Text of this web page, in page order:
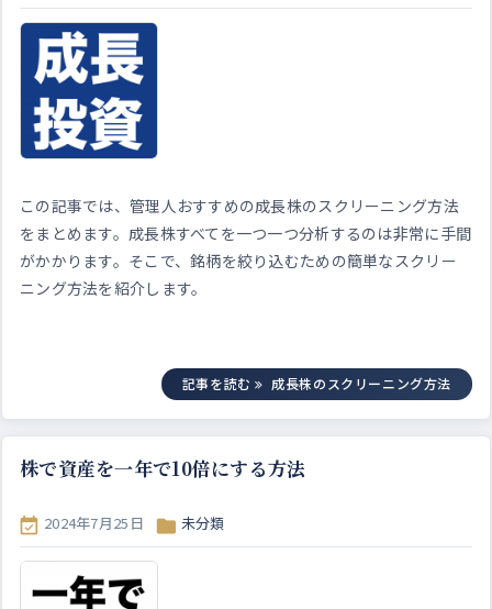
この記事では、管理人おすすめの成長株のスクリーニング方法
をまとめます。 成長株すべてを一つ一つ分析するのは非常に手間
がかかります。そこで、銘柄を絞り込むための簡単なスクリー
ニング方法を紹介します。
記事を読む 成長株のスクリーニング方法
株で資産を一年で10倍にする方法
 2024年7月25日  未分類